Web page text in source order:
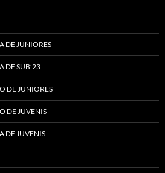
DE JUNIORES
DE SUB’23
DE JUNIORES
DE JUVENIS
DE JUVENIS